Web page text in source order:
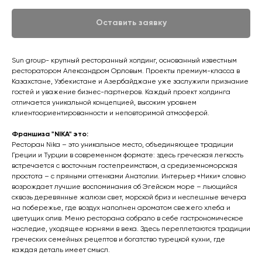
Оставить заявку
Sun group- крупный ресторанный холдинг, основанный известным
ресторатором Александром Орловым. Проекты премиум-класса в
Казахстане, Узбекистане и Азербайджане уже заслужили признание
гостей и уважение бизнес-партнеров. Каждый проект холдинга
отличается уникальной концепцией, высоким уровнем
клиентоориентированности и неповторимой атмосферой.
Франшиза "NIKA" это:
Ресторан Nika – это уникальное место, объединяющее традиции
Греции и Турции в современном формате: здесь греческая легкость
встречается с восточным гостепреимством, а средиземноморская
простота – с пряными оттенками Анатолии. Интерьер «Ники» словно
возрождает лучшие воспоминания об Эгейском море – льющийся
сквозь деревянные жалюзи свет, морской бриз и неспешные вечера
на побережье, где воздух наполнен ароматом свежего хлеба и
цветущих олив. Меню ресторана собрало в себе гастрономическое
наследие, уходящее корнями в века. Здесь переплетаются традиции
греческих семейных рецептов и богатство турецкой кухни, где
каждая деталь имеет смысл.